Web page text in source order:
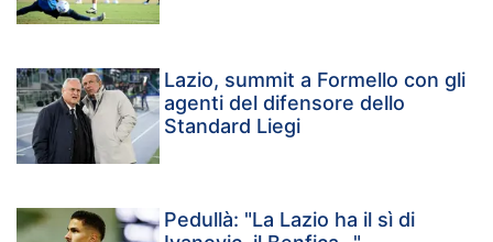
Lazio, summit a Formello con gli
agenti del difensore dello
Standard Liegi
Pedullà: "La Lazio ha il sì di